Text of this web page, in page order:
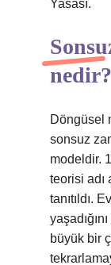
Yasası.
nedir?
Döngüsel
sonsuz
modeldir.
teorisi adı
tanıtıldı.
büyük bir